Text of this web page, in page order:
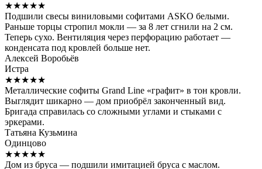
★★★★★
Подшили свесы виниловыми софитами ASKO белыми.
Раньше торцы стропил мокли — за 8 лет сгнили на 2 см.
Теперь сухо. Вентиляция через перфорацию работает —
конденсата под кровлей больше нет.
Алексей Воробьёв
Истра
★★★★★
Металлические софиты Grand Line «графит» в тон кровли.
Выглядит шикарно — дом приобрёл законченный вид.
Бригада справилась со сложными углами и стыками с
эркерами.
Татьяна Кузьмина
Одинцово
★★★★★
Дом из бруса — подшили имитацией бруса с маслом.